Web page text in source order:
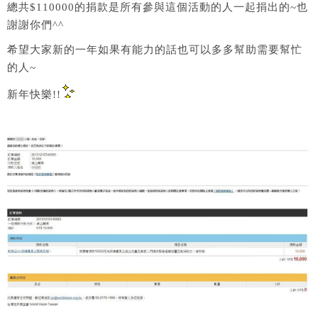
總共$110000的捐款是所有參與這個活動的人一起捐出的~也
謝謝你們^^
希望大家新的一年如果有能力的話也可以多多幫助需要幫忙
的人~
新年快樂!!